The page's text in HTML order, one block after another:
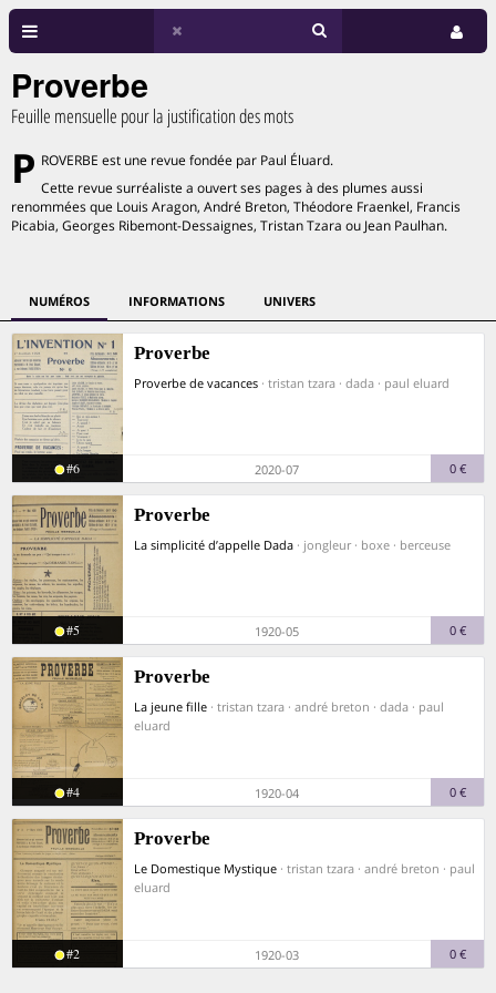
Proverbe
Feuille mensuelle pour la justification des mots
P ROVERBE est une revue fondée par Paul Éluard.
Cette revue surréaliste a ouvert ses pages à des plumes aussi
renommées que Louis Aragon, André Breton, Théodore Fraenkel, Francis
Picabia, Georges Ribemont-Dessaignes, Tristan Tzara ou Jean Paulhan.
NUMÉROS INFORMATIONS UNIVERS
Proverbe
Proverbe de vacances · tristan tzara · dada · paul eluard
#6 2020-07 0 €
Proverbe
La simplicité d’appelle Dada · jongleur · boxe · berceuse
#5 1920-05 0 €
Proverbe
La jeune fille · tristan tzara · andré breton · dada · paul
eluard
#4 1920-04 0 €
Proverbe
Le Domestique Mystique · tristan tzara · andré breton · paul
eluard
#2 1920-03 0 €